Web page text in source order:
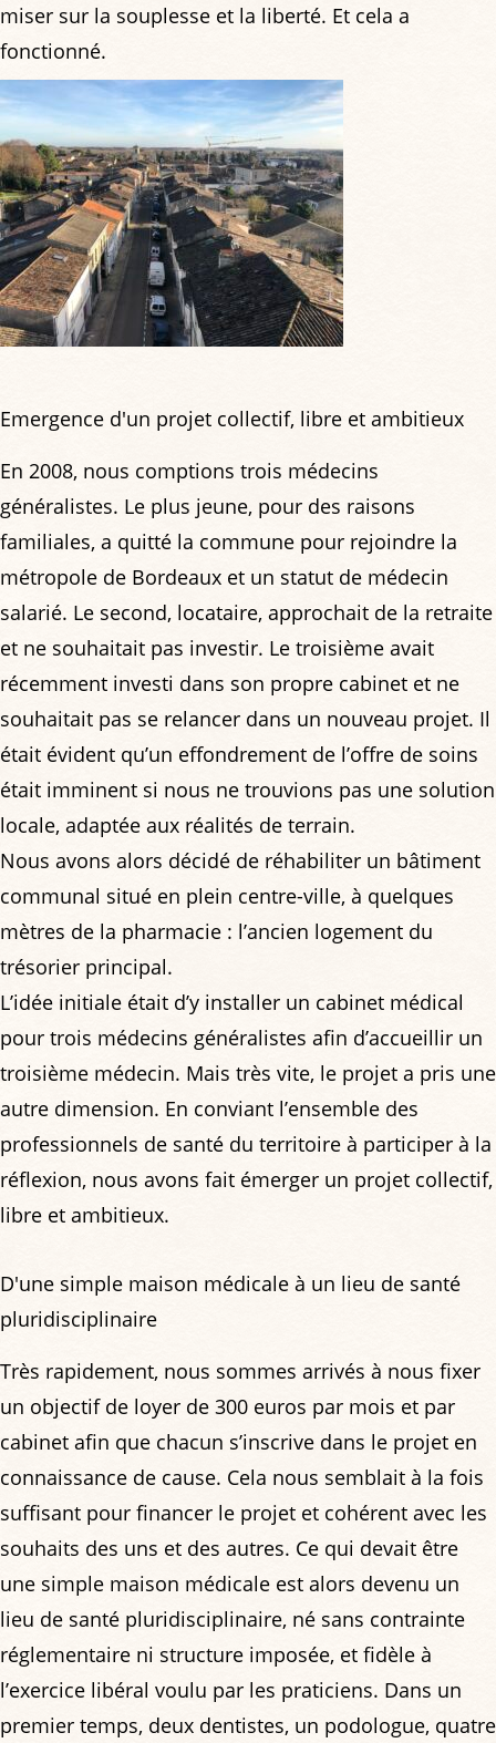
miser sur la souplesse et la liberté. Et cela a
fonctionné.
Emergence d'un projet collectif, libre et ambitieux
En 2008, nous comptions trois médecins
généralistes. Le plus jeune, pour des raisons
familiales, a quitté la commune pour rejoindre la
métropole de Bordeaux et un statut de médecin
salarié. Le second, locataire, approchait de la retraite
et ne souhaitait pas investir. Le troisième avait
récemment investi dans son propre cabinet et ne
souhaitait pas se relancer dans un nouveau projet. Il
était évident qu’un effondrement de l’offre de soins
était imminent si nous ne trouvions pas une solution
locale, adaptée aux réalités de terrain.
Nous avons alors décidé de réhabiliter un bâtiment
communal situé en plein centre-ville, à quelques
mètres de la pharmacie : l’ancien logement du
trésorier principal.
L’idée initiale était d’y installer un cabinet médical
pour trois médecins généralistes afin d’accueillir un
troisième médecin. Mais très vite, le projet a pris une
autre dimension. En conviant l’ensemble des
professionnels de santé du territoire à participer à la
réflexion, nous avons fait émerger un projet collectif,
libre et ambitieux.
D'une simple maison médicale à un lieu de santé
pluridisciplinaire
Très rapidement, nous sommes arrivés à nous fixer
un objectif de loyer de 300 euros par mois et par
cabinet afin que chacun s’inscrive dans le projet en
connaissance de cause. Cela nous semblait à la fois
suffisant pour financer le projet et cohérent avec les
souhaits des uns et des autres. Ce qui devait être
une simple maison médicale est alors devenu un
lieu de santé pluridisciplinaire, né sans contrainte
réglementaire ni structure imposée, et fidèle à
l’exercice libéral voulu par les praticiens. Dans un
premier temps, deux dentistes, un podologue, quatre